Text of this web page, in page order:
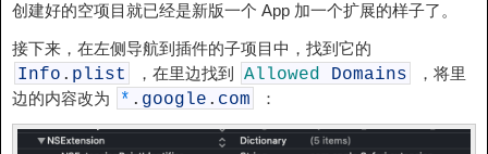
创建好的空项目就已经是新版一个 App 加一个扩展的样子了。
接下来，在左侧导航到插件的子项目中，找到它的
Info . plist ，在里边找到 Allowed Domains
，将里
边的内容改为
* . google . com ：